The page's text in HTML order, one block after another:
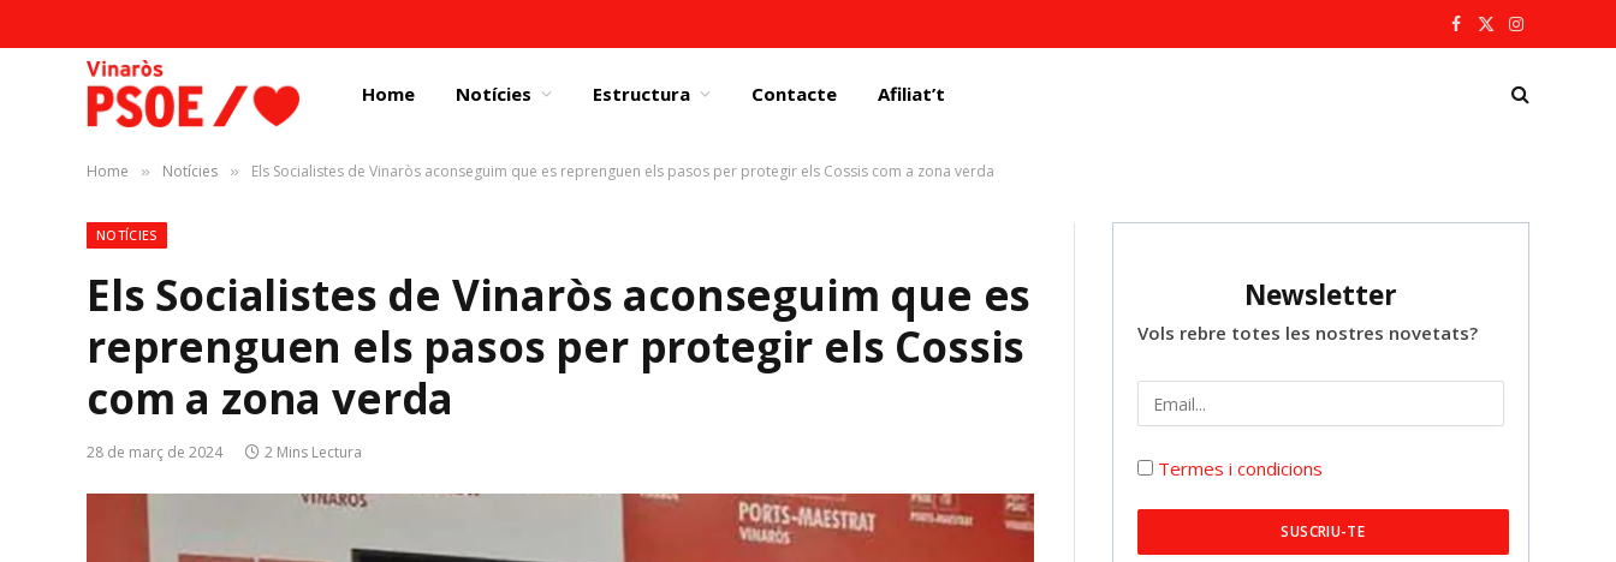
Facebook
X
Instagram
Home Notícies Estructura Contacte Afiliat’t
Home » Notícies » Els Socialistes de Vinaròs aconseguim que es reprenguen els pasos per protegir els Cossis com a zona verda
NOTÍCIES
Els Socialistes de Vinaròs aconseguim que es
reprenguen els pasos per protegir els Cossis
com a zona verda
28 de març de 2024 2 Mins Lectura
Newsletter
Vols rebre totes les nostres novetats?
Termes i condicions